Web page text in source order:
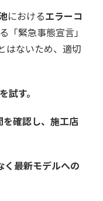
におけるエラーコ
「緊急事態宣言」
はないため、適切
試す。
確認し、施工店
く最新モデルへの